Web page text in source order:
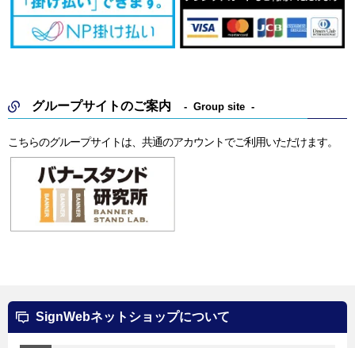
グループサイトのご案内 Group site
こちらのグループサイトは、共通のアカウントでご利用いただけます。
SignWebネットショップについて